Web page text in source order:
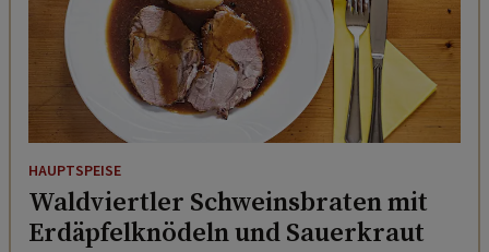
HAUPTSPEISE
Waldviertler Schweinsbraten mit
Erdäpfelknödeln und Sauerkraut